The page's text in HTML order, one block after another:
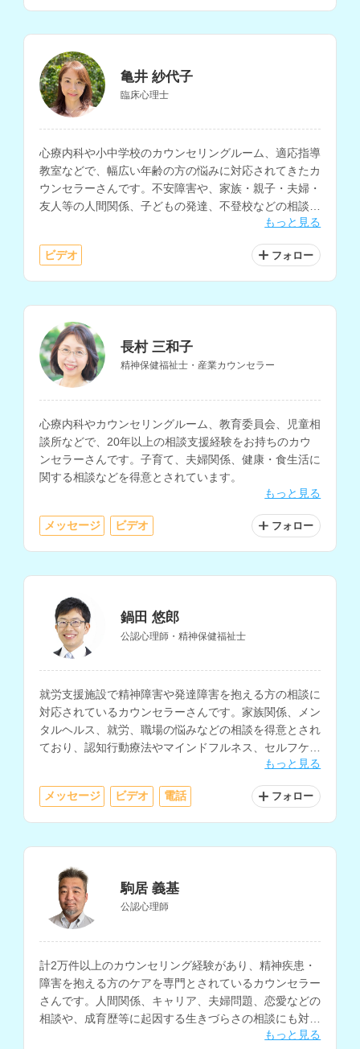
亀井 紗代子
臨床心理士
心療内科や小中学校のカウンセリングルーム、適応指導
教室などで、幅広い年齢の方の悩みに対応されてきたカ
ウンセラーさんです。不安障害や、家族・親子・夫婦・
友人等の人間関係、子どもの発達、不登校などの相談を
もっと見る
ビデオ フォロー
長村 三和子
精神保健福祉士・産業カウンセラー
心療内科やカウンセリングルーム、教育委員会、児童相
談所などで、20年以上の相談支援経験をお持ちのカウ
ンセラーさんです。子育て、夫婦関係、健康・食生活に
関する相談などを得意とされています。
もっと見る
メッセージ ビデオ フォロー
鍋田 悠郎
公認心理師・精神保健福祉士
就労支援施設で精神障害や発達障害を抱える方の相談に
対応されているカウンセラーさんです。家族関係、メン
タルヘルス、就労、職場の悩みなどの相談を得意とされ
ており、認知行動療法やマインドフルネス、セルフケア
もっと見る
メッセージ ビデオ 電話 フォロー
駒居 義基
公認心理師
計2万件以上のカウンセリング経験があり、精神疾患・
障害を抱える方のケアを専門とされているカウンセラー
さんです。人間関係、キャリア、夫婦問題、恋愛などの
相談や、成育歴等に起因する生きづらさの相談にも対応
もっと見る